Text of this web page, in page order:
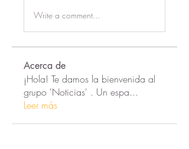
Write a comment...
Acerca de
¡Hola! Te damos la bienvenida al
grupo 'Noticias' . Un espa...
Leer más